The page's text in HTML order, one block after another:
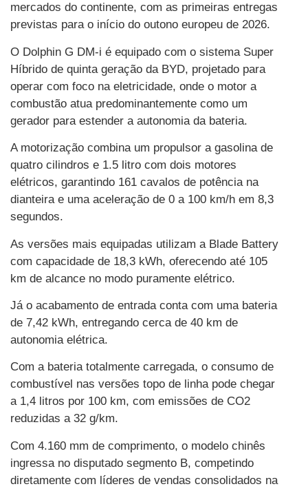
mercados do continente, com as primeiras entregas
previstas para o início do outono europeu de 2026.
O Dolphin G DM-i é equipado com o sistema Super
Híbrido de quinta geração da BYD, projetado para
operar com foco na eletricidade, onde o motor a
combustão atua predominantemente como um
gerador para estender a autonomia da bateria.
A motorização combina um propulsor a gasolina de
quatro cilindros e 1.5 litro com dois motores
elétricos, garantindo 161 cavalos de potência na
dianteira e uma aceleração de 0 a 100 km/h em 8,3
segundos.
As versões mais equipadas utilizam a Blade Battery
com capacidade de 18,3 kWh, oferecendo até 105
km de alcance no modo puramente elétrico.
Já o acabamento de entrada conta com uma bateria
de 7,42 kWh, entregando cerca de 40 km de
autonomia elétrica.
Com a bateria totalmente carregada, o consumo de
combustível nas versões topo de linha pode chegar
a 1,4 litros por 100 km, com emissões de CO2
reduzidas a 32 g/km.
Com 4.160 mm de comprimento, o modelo chinês
ingressa no disputado segmento B, competindo
diretamente com líderes de vendas consolidados na